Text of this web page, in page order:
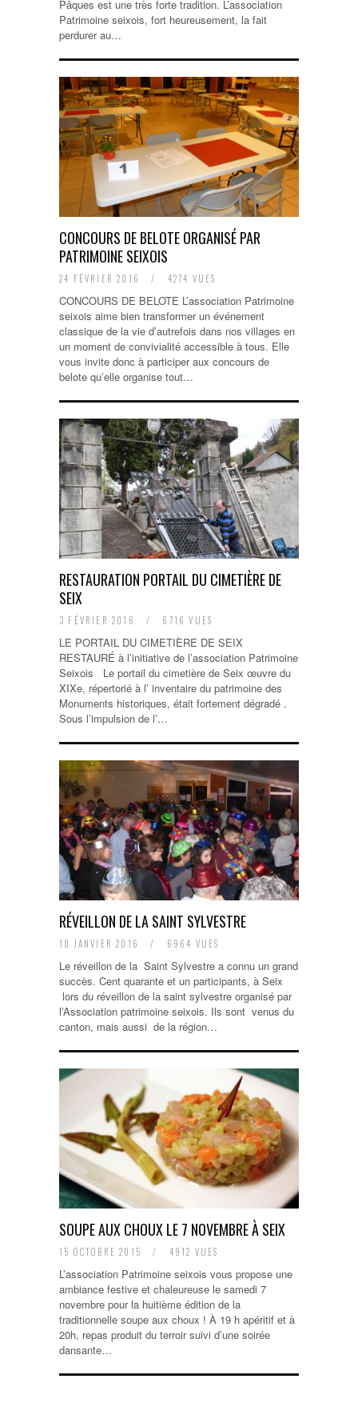
Pâques est une très forte tradition. L’association
Patrimoine seixois, fort heureusement, la fait
perdurer au…
CONCOURS DE BELOTE ORGANISÉ PAR
PATRIMOINE SEIXOIS
24 FÉVRIER 2016 / 4274 VUES
CONCOURS DE BELOTE L’association Patrimoine
seixois aime bien transformer un événement
classique de la vie d’autrefois dans nos villages en
un moment de convivialité accessible à tous. Elle
vous invite donc à participer aux concours de
belote qu’elle organise tout…
RESTAURATION PORTAIL DU CIMETIÈRE DE
SEIX
3 FÉVRIER 2016 / 6716 VUES
LE PORTAIL DU CIMETIÈRE DE SEIX
RESTAURÉ à l’initiative de l’association Patrimoine
Seixois Le portail du cimetière de Seix œuvre du
XIXe, répertorié à l’ inventaire du patrimoine des
Monuments historiques, était fortement dégradé .
Sous l’impulsion de l’…
RÉVEILLON DE LA SAINT SYLVESTRE
10 JANVIER 2016 / 6964 VUES
Le réveillon de la Saint Sylvestre a connu un grand
succès. Cent quarante et un participants, à Seix
lors du réveillon de la saint sylvestre organisé par
l’Association patrimoine seixois. Ils sont venus du
canton, mais aussi de la région…
SOUPE AUX CHOUX LE 7 NOVEMBRE À SEIX
15 OCTOBRE 2015 / 4912 VUES
L’association Patrimoine seixois vous propose une
ambiance festive et chaleureuse le samedi 7
novembre pour la huitième édition de la
traditionnelle soupe aux choux ! À 19 h apéritif et à
20h, repas produit du terroir suivi d’une soirée
dansante…